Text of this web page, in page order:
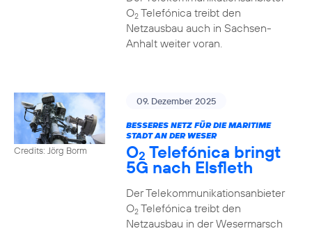
O2Telefónica treibt den
Netzausbau auch in Sachsen-
Anhalt weiter voran.
Credits: Jörg Borm
09. Dezember 2025
BESSERES NETZ FÜR DIE MARITIME
STADT AN DER WESER
O2 Telefónica bringt
5G nach Elsfleth
Der Telekommunikationsanbieter
O2Telefónica treibt den
Netzausbau in der Wesermarsch